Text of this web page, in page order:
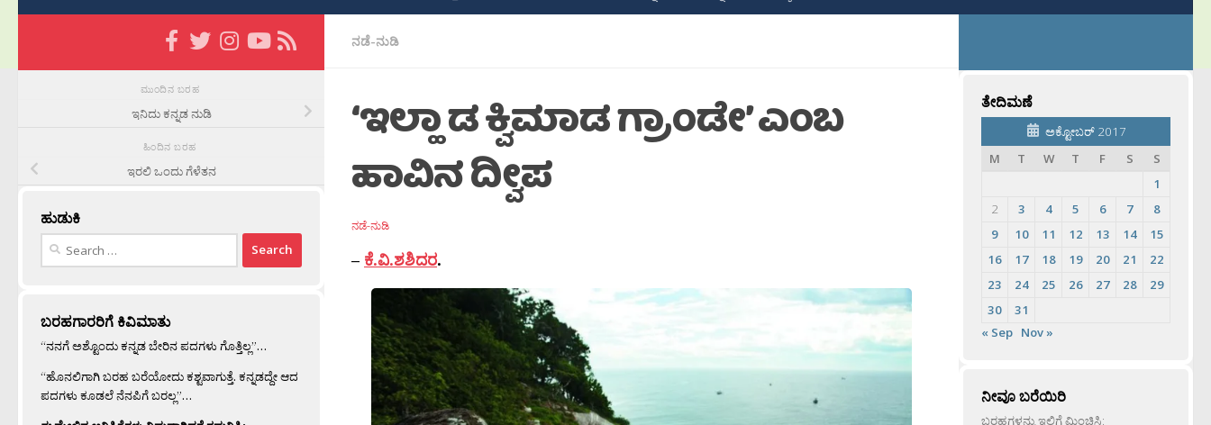
ನಡೆ-ನುಡಿ
‘ಇಲ್ಹಾ ಡ ಕ್ವಿಮಾಡ ಗ್ರಾಂಡೇ’ ಎಂಬ
ಹಾವಿನ ದ್ವೀಪ
ನಡೆ-ನುಡಿ
– ಕೆ.ವಿ.ಶಶಿದರ.
ಮುಂದಿನ ಬರಹ
ಇನಿದು ಕನ್ನಡ ನುಡಿ
ಹಿಂದಿನ ಬರಹ
ಇರಲಿ ಒಂದು ಗೆಳೆತನ
ಹುಡುಕಿ
Search
ಬರಹಗಾರರಿಗೆ ಕಿವಿಮಾತು
“ನನಗೆ ಅಶ್ಟೊಂದು ಕನ್ನಡ ಬೇರಿನ ಪದಗಳು ಗೊತ್ತಿಲ್ಲ”…
“ಹೊನಲಿಗಾಗಿ ಬರಹ ಬರೆಯೋದು ಕಶ್ಟವಾಗುತ್ತೆ. ಕನ್ನಡದ್ದೇ ಆದ
ಪದಗಳು ಕೂಡಲೆ ನೆನಪಿಗೆ ಬರಲ್ಲ”…
ತೇದಿಮಣೆ
ಅಕ್ಟೋಬರ್ 2017
M
T W T F S
S
1
2
3 4 5 6 7
8
9
10 11 12 13 14
15
16
17 18 19 20 21
22
23
24 25 26 27 28
29
30
31
« Sep Nov »
ನೀವೂ ಬರೆಯಿರಿ
ಬರಹಗಳನ್ನು ಇಲ್ಲಿಗೆ ಮಿಂಚಿಸಿ: